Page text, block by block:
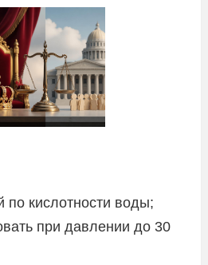
по кислотности воды;
при давлении до 30